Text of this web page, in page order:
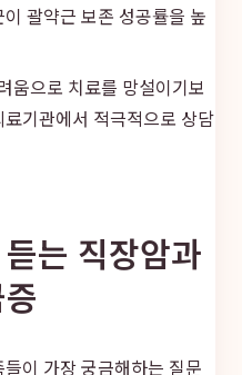
괄약근 보존 성공률을 높
움으로 치료를 망설이기보
기관에서 적극적으로 상담
는 직장암과
이 가장 궁금해하는 질문